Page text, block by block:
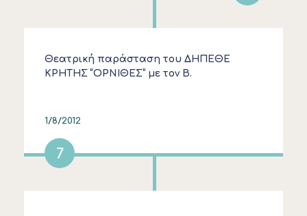
Θεατρική παράσταση του ΔΗΠΕΘΕ
ΚΡΗΤΗΣ “ΟΡΝΙΘΕΣ” με τον Β.
1/8/2012
7